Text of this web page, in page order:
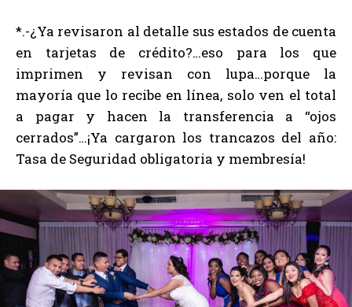
*.-¿Ya revisaron al detalle sus estados de cuenta
en tarjetas de crédito?…eso para los que
imprimen y revisan con lupa…porque la
mayoría que lo recibe en línea, solo ven el total
a pagar y hacen la transferencia a “ojos
cerrados”…¡Ya cargaron los trancazos del año:
Tasa de Seguridad obligatoria y membresía!